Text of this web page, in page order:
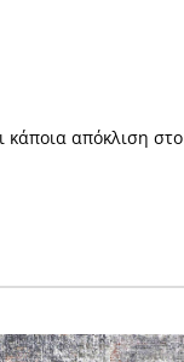
κάποια απόκλιση